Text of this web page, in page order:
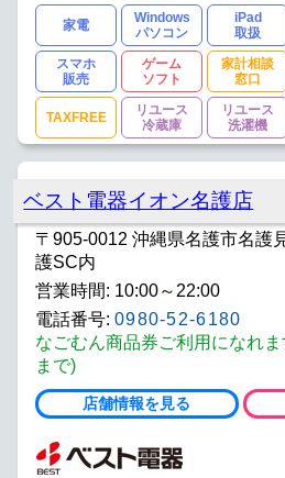
家電
Windows
パソコン
iPad
取扱
スマホ
販売
ゲーム
ソフト
家計相談
窓口
TAXFREE
リユース
冷蔵庫
リユース
洗濯機
ベスト電器イオン名護店
〒905-0012 沖縄県名護市名護
護SC内
営業時間: 10:00～22:00
電話番号: 0980-52-6180
なごむん商品券ご利用になれ
まで)
店舗情報を見る